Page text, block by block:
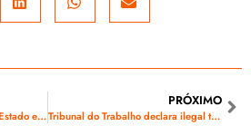
Ertec encerra atividades no Estado e trabalhadores receberão verbas recisórias nos dias 28 e 29
PRÓXIMO
Tribunal do Trabalho declara ilegal terceirização na Celg